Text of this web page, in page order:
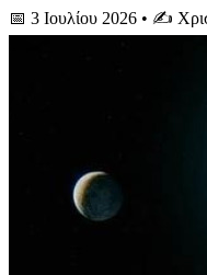
📅 3 Ιουλίου 2026 • ✍️